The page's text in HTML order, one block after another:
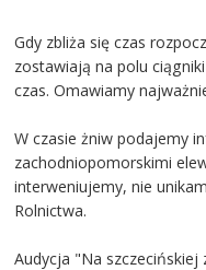
Gdy zbliża się czas
zostawiają na polu
czas. Omawiamy
W czasie żniw podajemy
zachodniopomorskimi
interweniujemy, nie
Rolnictwa.
Audycja "Na szczecińskiej